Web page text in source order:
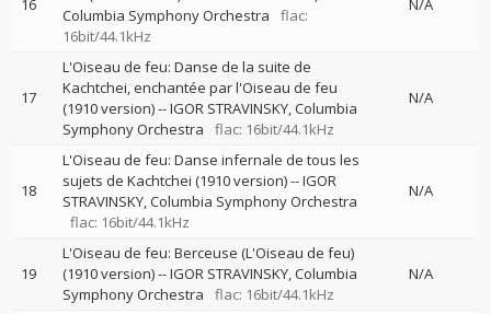
16
Columbia Symphony Orchestra
flac:
16bit/44.1kHz
N/A
17
L'Oiseau de feu: Danse de la suite de
Kachtchei, enchantée par l'Oiseau de feu
(1910 version)--IGOR STRAVINSKY Columbia
Symphony Orchestra
flac: 16bit/44.1kHz
N/A
18
L'Oiseau de feu: Danse infernale de tous les
sujets de Kachtchei (1910 version)--IGOR
STRAVINSKY Columbia Symphony Orchestra
flac: 16bit/44.1kHz
N/A
19
L'Oiseau de feu: Berceuse (L'Oiseau de feu)
(1910 version)--IGOR STRAVINSKY Columbia
Symphony Orchestra
flac: 16bit/44.1kHz
N/A